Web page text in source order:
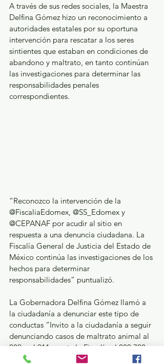
A través de sus redes sociales, la Maestra
Delfina Gómez hizo un reconocimiento a
autoridades estatales por su oportuna
intervención para rescatar a los seres
sintientes que estaban en condiciones de
abandono y maltrato, en tanto continúan
las investigaciones para determinar las
responsabilidades penales
correspondientes.
“Reconozco la intervención de la
@FiscaliaEdomex, @SS_Edomex y
@CEPANAF por acudir al sitio en
respuesta a una denuncia ciudadana. La
Fiscalía General de Justicia del Estado de
México continúa las investigaciones de los
hechos para determinar
responsabilidades” puntualizó.
La Gobernadora Delfina Gómez llamó a
la ciudadanía a denunciar este tipo de
conductas “Invito a la ciudadanía a seguir
denunciando casos de maltrato animal al
089 y al 911 o ante la Fiscalía al 800 702
87 70”.